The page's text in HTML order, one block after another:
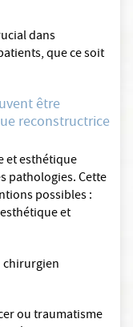
dans
que ce soit
être
reconstructrice
et esthétique
pathologies. Cette
possibles :
et
chirurgien
ou traumatisme